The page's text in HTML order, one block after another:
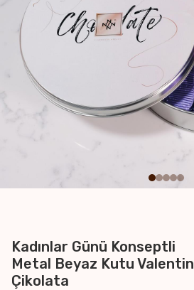
Kadınlar Günü Konseptli
Metal Beyaz Kutu Valentin
Çikolata